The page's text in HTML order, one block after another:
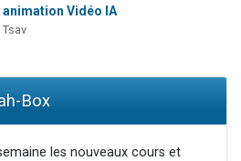
animation Vidéo IA
Tsav
Box
les nouveaux cours et